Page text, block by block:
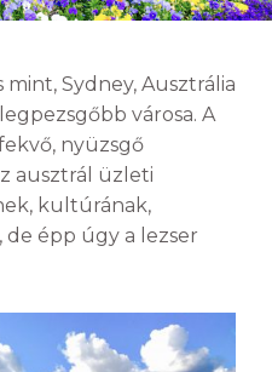
mint, Sydney, Ausztrália
városa. A
nyüzsgő
ausztrál üzleti
kultúrának,
épp úgy a lezser